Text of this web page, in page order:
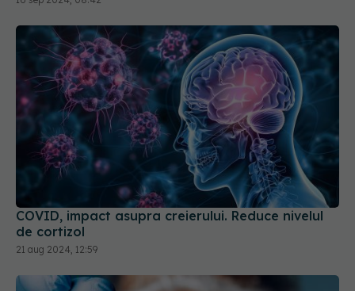
COVID, impact asupra creierului. Reduce nivelul
de cortizol
21 aug 2024, 12:59